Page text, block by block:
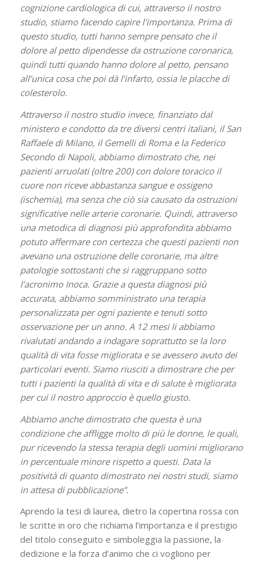
cognizione cardiologica di cui, attraverso il nostro
studio, stiamo facendo capire l’importanza. Prima di
questo studio, tutti hanno sempre pensato che il
dolore al petto dipendesse da ostruzione coronarica,
quindi tutti quando hanno dolore al petto, pensano
all’unica cosa che poi dà l’infarto, ossia le placche di
colesterolo.
Attraverso il nostro studio invece, finanziato dal
ministero e condotto da tre diversi centri italiani, il San
Raffaele di Milano, il Gemelli di Roma e la Federico
Secondo di Napoli, abbiamo dimostrato che, nei
pazienti arruolati (oltre 200) con dolore toracico il
cuore non riceve abbastanza sangue e ossigeno
(ischemia), ma senza che ciò sia causato da ostruzioni
significative nelle arterie coronarie. Quindi, attraverso
una metodica di diagnosi più approfondita abbiamo
potuto affermare con certezza che questi pazienti non
avevano una ostruzione delle coronarie, ma altre
patologie sottostanti che si raggruppano sotto
l’acronimo Inoca. Grazie a questa diagnosi più
accurata, abbiamo somministrato una terapia
personalizzata per ogni paziente e tenuti sotto
osservazione per un anno. A 12 mesi li abbiamo
rivalutati andando a indagare soprattutto se la loro
qualità di vita fosse migliorata e se avessero avuto dei
particolari eventi. Siamo riusciti a dimostrare che per
tutti i pazienti la qualità di vita e di salute è migliorata
per cui il nostro approccio è quello giusto.
Abbiamo anche dimostrato che questa è una
condizione che affligge molto di più le donne, le quali,
pur ricevendo la stessa terapia degli uomini migliorano
in percentuale minore rispetto a questi. Data la
positività di quanto dimostrato nei nostri studi, siamo
in attesa di pubblicazione”.
Aprendo la tesi di laurea, dietro la copertina rossa con
le scritte in oro che richiama l’importanza e il prestigio
del titolo conseguito e simboleggia la passione, la
dedizione e la forza d’animo che ci vogliono per